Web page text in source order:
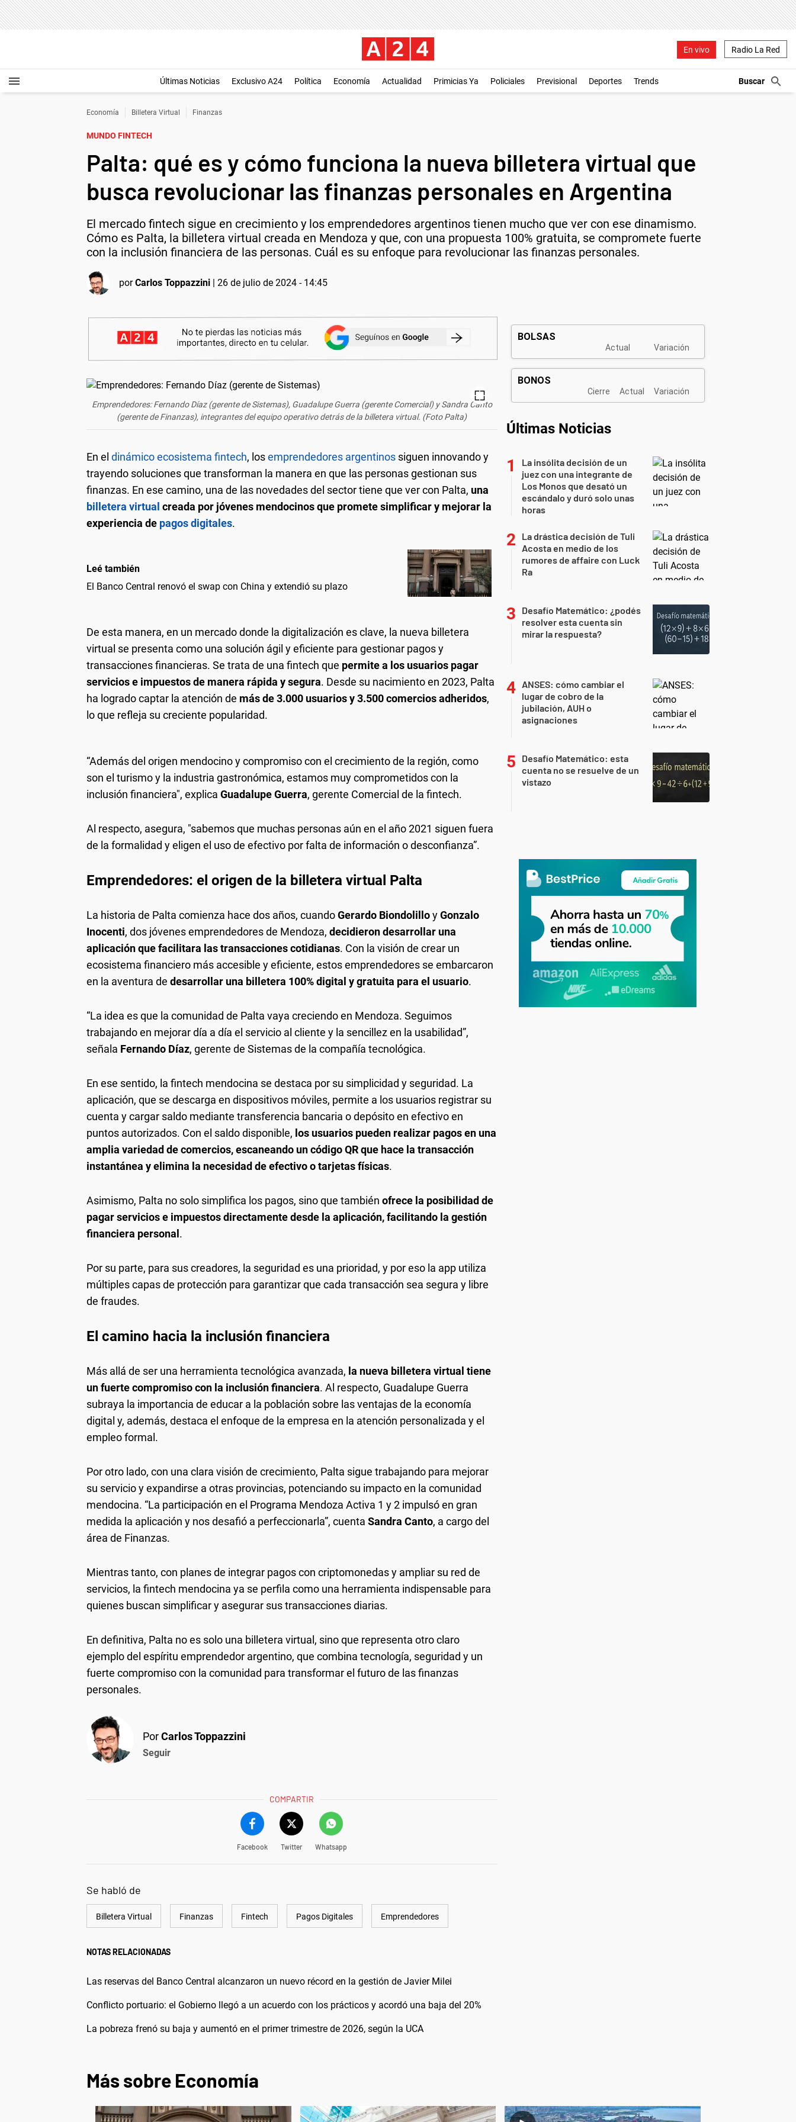
En vivo Radio La Red
Últimas Noticias Exclusivo A24 Política Economía Actualidad Primicias Ya Policiales Previsional Deportes Trends
Economía Billetera Virtual Finanzas
MUNDO FINTECH
Palta: qué es y cómo funciona la nueva billetera virtual que
busca revolucionar las finanzas personales en Argentina
El mercado fintech sigue en crecimiento y los emprendedores argentinos tienen mucho que ver con ese dinamismo.
Cómo es Palta, la billetera virtual creada en Mendoza y que, con una propuesta 100% gratuita, se compromete fuerte
con la inclusión financiera de las personas. Cuál es su enfoque para revolucionar las finanzas personales.
porCarlos Toppazzini | 26 de julio de 2024 - 14:45
Emprendedores: Fernando Díaz (gerente de Sistemas), Guadalupe Guerra (gerente Comercial) y Sandra Canto
(gerente de Finanzas), integrantes del equipo operativo detrás de la billetera virtual. (Foto Palta)
En el dinámico ecosistema fintech, losemprendedores argentinos siguen innovando y
trayendo soluciones que transforman la manera en que las personas gestionan sus
finanzas. En ese camino, una de las novedades del sector tiene que ver con Palta, una
billetera virtual creada por jóvenes mendocinos que promete simplificar y mejorar la
experiencia de pagos digitales.
Leé también
El Banco Central renovó el swap con China y extendió su plazo
De esta manera, en un mercado donde la digitalización es clave, la nueva billetera
virtual se presenta como una solución ágil y eficiente para gestionar pagos y
transacciones financieras. Se trata de una fintech que permite a los usuarios pagar
servicios e impuestos de manera rápida y segura. Desde su nacimiento en 2023, Palta
ha logrado captar la atención de más de 3.000 usuarios y 3.500 comercios adheridos,
lo que refleja su creciente popularidad.
“Además del origen mendocino y compromiso con el crecimiento de la región, como
son el turismo y la industria gastronómica, estamos muy comprometidos con la
inclusión financiera", explica Guadalupe Guerra, gerente Comercial de la fintech.
Al respecto, asegura, "sabemos que muchas personas aún en el año 2021 siguen fuera
de la formalidad y eligen el uso de efectivo por falta de información o desconfianza”.
Emprendedores: el origen de la billetera virtual Palta
La historia de Palta comienza hace dos años, cuandoGerardo BiondolilloyGonzalo
Inocenti, dos jóvenes emprendedores de Mendoza, decidieron desarrollar una
aplicación que facilitara las transacciones cotidianas. Con la visión de crear un
ecosistema financiero más accesible y eficiente, estos emprendedores se embarcaron
en la aventura de desarrollar una billetera 100% digital y gratuita para el usuario.
“La idea es que la comunidad de Palta vaya creciendo en Mendoza. Seguimos
trabajando en mejorar día a día el servicio al cliente y la sencillez en la usabilidad”,
señala Fernando Díaz, gerente de Sistemas de la compañía tecnológica.
En ese sentido, la fintech mendocina se destaca por su simplicidad y seguridad. La
aplicación, que se descarga en dispositivos móviles, permite a los usuarios registrar su
cuenta y cargar saldo mediante transferencia bancaria o depósito en efectivo en
puntos autorizados. Con el saldo disponible, los usuarios pueden realizar pagos en una
amplia variedad de comercios, escaneando un código QR que hace la transacción
instantánea y elimina la necesidad de efectivo o tarjetas físicas.
Asimismo, Palta no solo simplifica los pagos, sino que también ofrece la posibilidad de
pagar servicios e impuestos directamente desde la aplicación, facilitando la gestión
financiera personal.
Por su parte, para sus creadores, la seguridad es una prioridad, y por eso la app utiliza
múltiples capas de protección para garantizar que cada transacción sea segura y libre
de fraudes.
El camino hacia la inclusión financiera
Más allá de ser una herramienta tecnológica avanzada, la nueva billetera virtual tiene
un fuerte compromiso con la inclusión financiera. Al respecto, Guadalupe Guerra
subraya la importancia de educar a la población sobre las ventajas de la economía
digital y, además, destaca el enfoque de la empresa en la atención personalizada y el
empleo formal.
Por otro lado, con una clara visión de crecimiento, Palta sigue trabajando para mejorar
su servicio y expandirse a otras provincias, potenciando su impacto en la comunidad
mendocina. “La participación en el Programa Mendoza Activa 1 y 2 impulsó en gran
medida la aplicación y nos desafió a perfeccionarla”, cuenta Sandra Canto, a cargo del
área de Finanzas.
Mientras tanto, con planes de integrar pagos con criptomonedas y ampliar su red de
servicios, la fintech mendocina ya se perfila como una herramienta indispensable para
quienes buscan simplificar y asegurar sus transacciones diarias.
En definitiva, Palta no es solo una billetera virtual, sino que representa otro claro
ejemplo del espíritu emprendedor argentino, que combina tecnología, seguridad y un
fuerte compromiso con la comunidad para transformar el futuro de las finanzas
personales.
PorCarlos Toppazzini
Seguir
COMPARTIR
Facebook Twitter Whatsapp
Se habló de
Billetera Virtual Finanzas Fintech Pagos Digitales Emprendedores
NOTAS RELACIONADAS
Las reservas del Banco Central alcanzaron un nuevo récord en la gestión de Javier Milei
Conflicto portuario: el Gobierno llegó a un acuerdo con los prácticos y acordó una baja del 20%
La pobreza frenó su baja y aumentó en el primer trimestre de 2026, según la UCA
Últimas Noticias
La insólita decisión de un
juez con una integrante de
Los Monos que desató un
escándalo y duró solo unas
horas
La drástica decisión de Tuli
Acosta en medio de los
rumores de affaire con Luck
Ra
Desafío Matemático: ¿podés
resolver esta cuenta sin
mirar la respuesta?
ANSES: cómo cambiar el
lugar de cobro de la
jubilación, AUH o
asignaciones
Desafío Matemático: esta
cuenta no se resuelve de un
vistazo
Más sobre Economía